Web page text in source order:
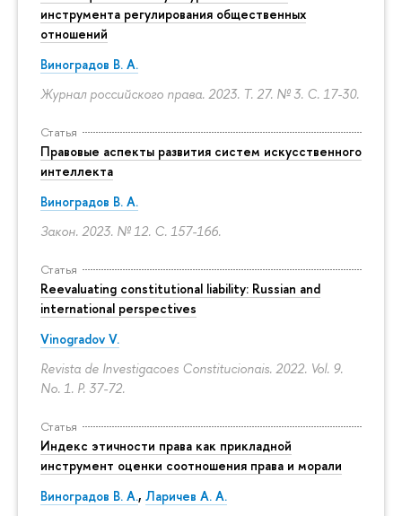
инструмента регулирования общественных
отношений
Виноградов В. А.
Журнал российского права. 2023. Т. 27. № 3. С. 17-30.
Статья
Правовые аспекты развития систем искусственного
интеллекта
Виноградов В. А.
Закон. 2023. № 12. С. 157-166.
Статья
Reevaluating constitutional liability: Russian and
international perspectives
Vinogradov V.
Revista de Investigacoes Constitucionais. 2022. Vol. 9.
No. 1. P. 37-72.
Статья
Индекс этичности права как прикладной
инструмент оценки соотношения права и морали
Виноградов В. А., Ларичев А. А.